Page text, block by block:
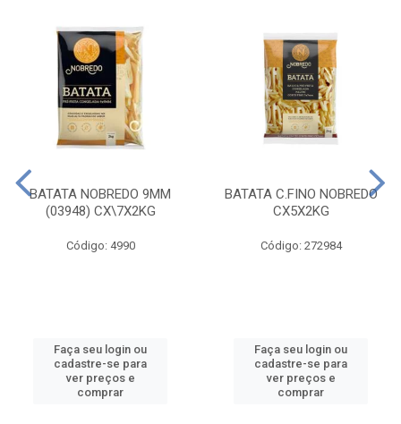
BATATA NOBREDO 9MM
(03948) CX\7X2KG
Código: 4990
Faça seu login ou
cadastre-se para
ver preços e
comprar
BATATA C.FINO NOBREDO
CX5X2KG
Código: 272984
Faça seu login ou
cadastre-se para
ver preços e
comprar